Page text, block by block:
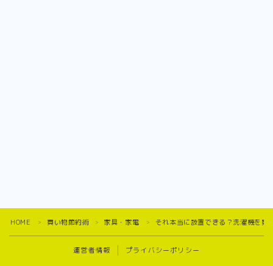
HOME ＞ 買い物節約術 ＞ 家具・家電 ＞ それ本当に設置できる？洗濯機を買
運営者情報 プライバシーポリシー